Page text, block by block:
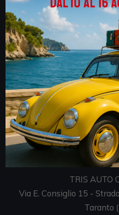
faces/pages/
Sedi
TRIS
Via E. Consiglio 7 -
Taranto
P.IVA
TRIS AUTO
Via E. Consiglio 15 -
Taranto